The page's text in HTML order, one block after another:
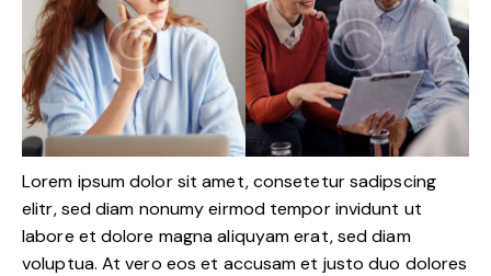
Lorem ipsum dolor sit amet, consetetur sadipscing
elitr, sed diam nonumy eirmod tempor invidunt ut
labore et dolore magna aliquyam erat, sed diam
voluptua. At vero eos et accusam et justo duo dolores